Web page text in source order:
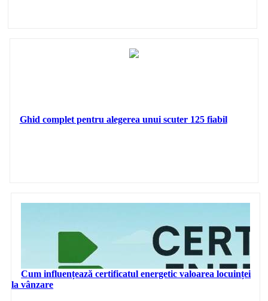
Ghid complet pentru alegerea unui scuter 125 fiabil
Cum influențează certificatul energetic valoarea locuinței
la vânzare